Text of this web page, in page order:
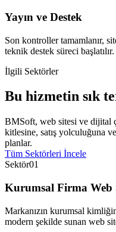
Yayın ve Destek
Son kontroller tamamlanır,
teknik destek süreci başlatılır.
İlgili Sektörler
Bu hizmetin sık
BMSoft, web sitesi ve dijital
kitlesine, satış yolculuğuna
planlar.
Tüm Sektörleri İncele
Sektör01
Kurumsal Firma Web
Markanızın kurumsal
modern şekilde sunan web